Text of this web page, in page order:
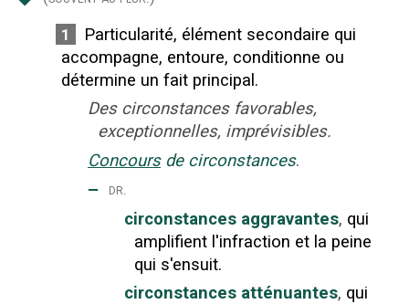
1
Particularité, élément secondaire qui
accompagne, entoure, conditionne ou
détermine un fait principal.
Des circonstances favorables,
exceptionnelles, imprévisibles.
Concours de circonstances.
‒ dr.
circonstances aggravantes, qui
amplifient l'infraction et la peine
qui s'ensuit.
circonstances atténuantes, qui